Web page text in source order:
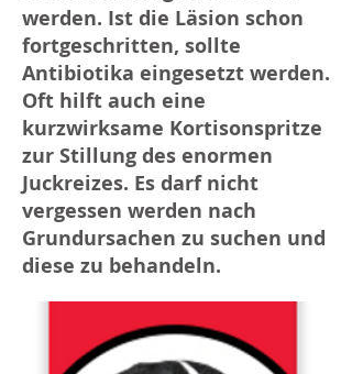
werden. Ist die Läsion schon
fortgeschritten, sollte
Antibiotika eingesetzt werden.
Oft hilft auch eine
kurzwirksame Kortisonspritze
zur Stillung des enormen
Juckreizes. Es darf nicht
vergessen werden nach
Grundursachen zu suchen und
diese zu behandeln.